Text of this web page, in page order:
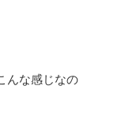
んな感じなの